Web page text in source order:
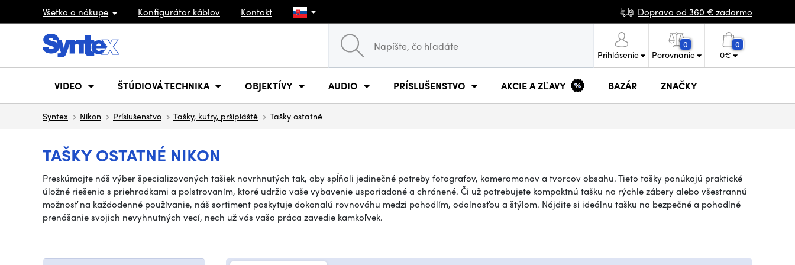
Všetko o nákupe Konfigurátor káblov Kontakt Doprava od 360 € zadarmo
Prihlásenie
0
Porovnanie
0
0€
VIDEO ŠTÚDIOVÁ TECHNIKA OBJEKTÍVY AUDIO PRÍSLUŠENSTVO AKCIE A ZĽAVY BAZÁR ZNAČKY
Syntex Nikon Príslušenstvo Tašky, kufry, pršipláště Tašky ostatné
TAŠKY OSTATNÉ NIKON
Preskúmajte náš výber špecializovaných tašiek navrhnutých tak, aby spĺňali jedinečné potreby fotografov, kameramanov a tvorcov obsahu. Tieto tašky ponúkajú praktické
úložné riešenia s priehradkami a polstrovaním, ktoré udržia vaše vybavenie usporiadané a chránené. Či už potrebujete kompaktnú tašku na rýchle zábery alebo všestrannú
možnosť na každodenné používanie, náš sortiment poskytuje dokonalú rovnováhu medzi pohodlím, odolnosťou a štýlom. Nájdite si ideálnu tašku na bezpečné a pohodlné
prenášanie svojich nevyhnutných vecí, nech už vás vaša práca zavedie kamkoľvek.